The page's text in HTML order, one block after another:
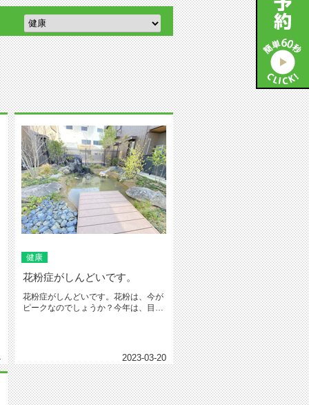
健康
花粉症がしんどいです。
花粉症がしんどいです。花粉は、今が
ピークなのでしょうか？今年は、目に
2023-03-20